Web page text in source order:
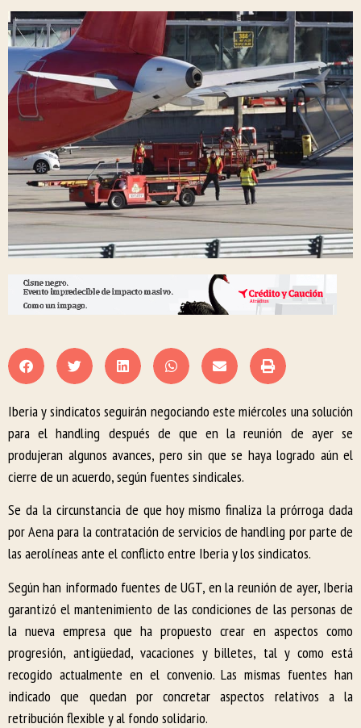
Iberia y sindicatos seguirán negociando este miércoles una solución
para el handling después de que en la reunión de ayer se
produjeran algunos avances, pero sin que se haya logrado aún el
cierre de un acuerdo, según fuentes sindicales.
Se da la circunstancia de que hoy mismo finaliza la prórroga dada
por Aena para la contratación de servicios de handling por parte de
las aerolíneas ante el conflicto entre Iberia y los sindicatos.
Según han informado fuentes de UGT, en la reunión de ayer, Iberia
garantizó el mantenimiento de las condiciones de las personas de
la nueva empresa que ha propuesto crear en aspectos como
progresión, antigüedad, vacaciones y billetes, tal y como está
recogido actualmente en el convenio. Las mismas fuentes han
indicado que quedan por concretar aspectos relativos a la
retribución flexible y al fondo solidario.